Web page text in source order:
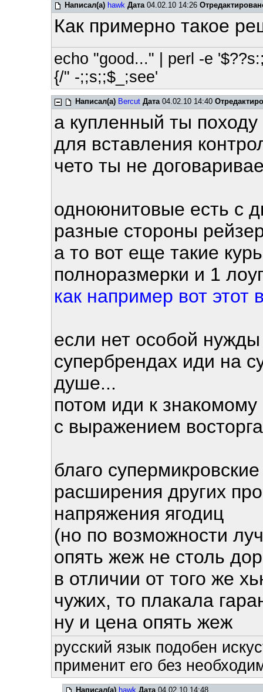
Написал(а) hawk Дата04.02.10 14:26
Как примерно такое
echo "good..." | perl -e
{/" -;;s;;$_;see'
Написал(а) Bercut Дата04.02.10 14:40
а купленный ты
для вставления
чето ты не
одноюнитовые есть с
разные стороны
а то вот еще такие
полноразмерки и 1
как например вот этот
если нет особой
супербрендах иди на
душе...
потом иди к знакомому
с выражением
благо
расширения других
напряжения ягодиц
(но по возможности
опять жеж не столь
в отличии от того же
чужих, то плакала
ну и цена опять жеж
русский язык подобен
применит его без
Написал(а) hawk Дата 04.02.10 14:48